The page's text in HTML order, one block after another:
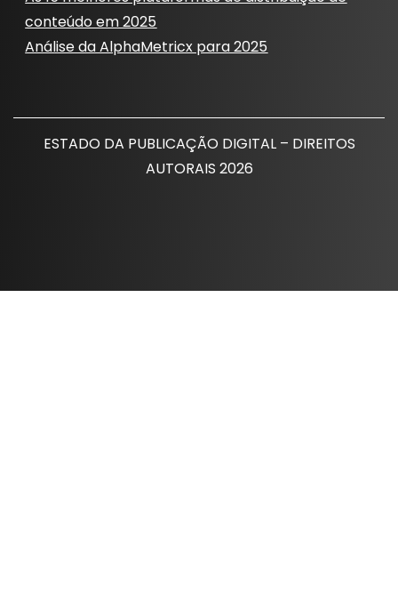
conteúdo em 2025
Análise da AlphaMetricx para 2025
ESTADO DA PUBLICAÇÃO DIGITAL – DIREITOS
AUTORAIS 2026